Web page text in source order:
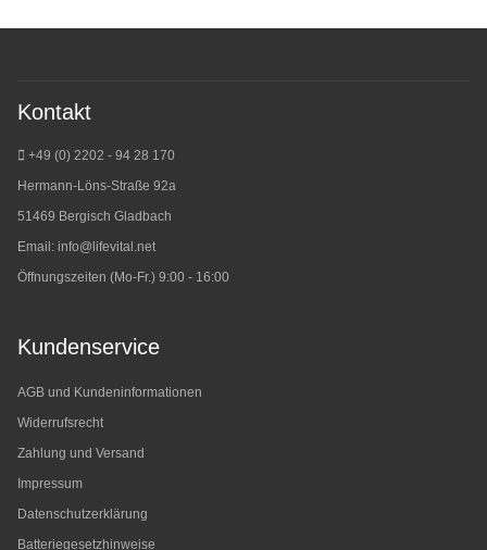
Kontakt
+49 (0) 2202 - 94 28 170
Hermann-Löns-Straße 92a
51469 Bergisch Gladbach
Email: info@lifevital.net
Öffnungszeiten (Mo-Fr.) 9:00 - 16:00
Kundenservice
AGB und Kundeninformationen
Widerrufsrecht
Zahlung und Versand
Impressum
Datenschutzerklärung
Batteriegesetzhinweise